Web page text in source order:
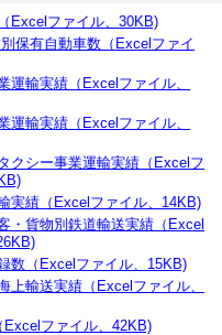
Excelファイル、30KB)
保有自動車数（Excelファイ
運輸実績（Excelファイル、
運輸実績（Excelファイル、
クシー事業運輸実績（Excelフ
実績（Excelファイル、14KB)
・貨物別鉄道輸送実績（Excel
数（Excelファイル、15KB)
上輸送実績（Excelファイル、
Excelファイル、42KB)